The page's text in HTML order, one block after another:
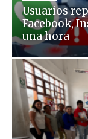
Usuarios
Facebook,
una hora